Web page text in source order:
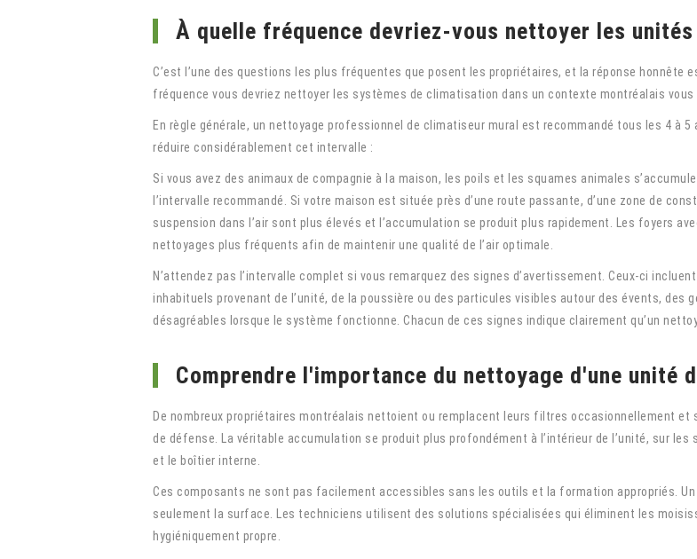
À quelle fréquence devriez-vous nettoyer les
C’est l’une des questions les plus fréquentes que posent les propriétaires, et la réponse honnête
fréquence vous devriez nettoyer les systèmes de climatisation dans un contexte montréalais
En règle générale, un nettoyage professionnel de climatiseur mural est recommandé tous les 4 à
réduire considérablement cet intervalle :
Si vous avez des animaux de compagnie à la maison, les poils et les squames animales
l’intervalle recommandé. Si votre maison est située près d’une route passante, d’une zone de
suspension dans l’air sont plus élevés et l’accumulation se produit plus rapidement. Les foyers
nettoyages plus fréquents afin de maintenir une qualité de l’air optimale.
N’attendez pas l’intervalle complet si vous remarquez des signes d’avertissement. Ceux-ci
inhabituels provenant de l’unité, de la poussière ou des particules visibles autour des évents, des
désagréables lorsque le système fonctionne. Chacun de ces signes indique clairement qu’un
Comprendre l'importance du nettoyage d'une
De nombreux propriétaires montréalais nettoient ou remplacent leurs filtres occasionnellement
de défense. La véritable accumulation se produit plus profondément à l’intérieur de l’unité, sur
et le boîtier interne.
Ces composants ne sont pas facilement accessibles sans les outils et la formation appropriés.
seulement la surface. Les techniciens utilisent des solutions spécialisées qui éliminent les
hygiéniquement propre.